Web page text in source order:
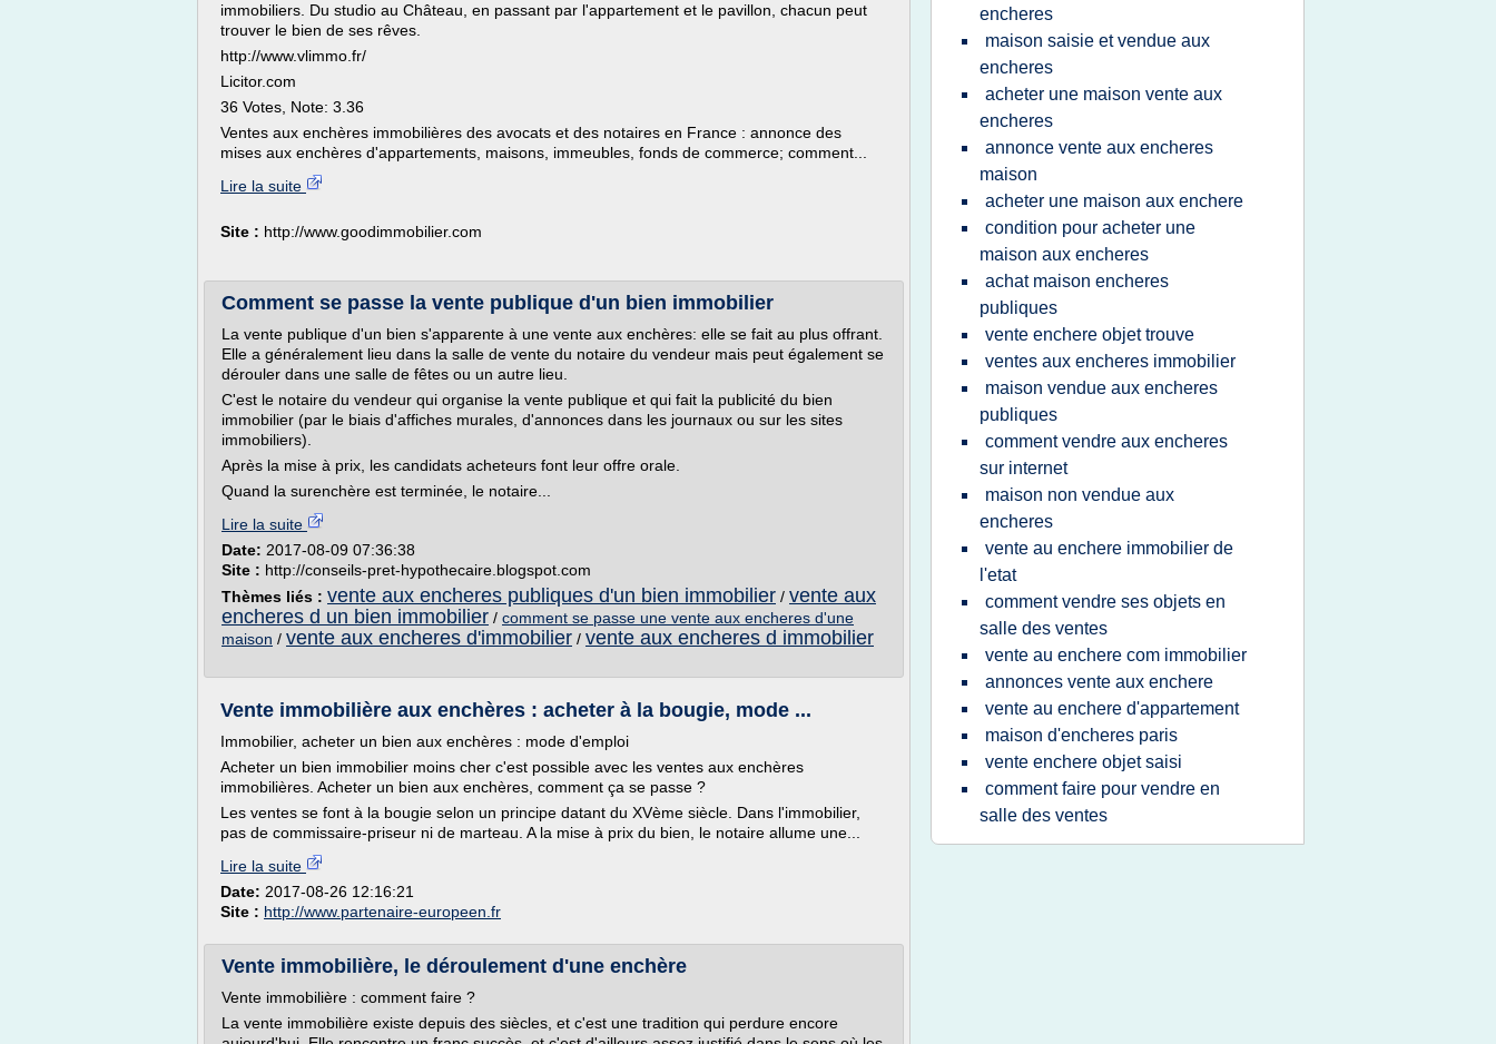
immobiliers. Du studio au Château, en passant par l'appartement et le pavillon, chacun peut
trouver le bien de ses rêves.
http://www.vlimmo.fr/
Licitor.com
36 Votes, Note: 3.36
Ventes aux enchères immobilières des avocats et des notaires en France : annonce des
mises aux enchères d'appartements, maisons, immeubles, fonds de commerce; comment...
Lire la suite
Site : http://www.goodimmobilier.com
Comment se passe la vente publique d'un bien immobilier
La vente publique d'un bien s'apparente à une vente aux enchères: elle se fait au plus offrant.
Elle a généralement lieu dans la salle de vente du notaire du vendeur mais peut également se
dérouler dans une salle de fêtes ou un autre lieu.
C'est le notaire du vendeur qui organise la vente publique et qui fait la publicité du bien
immobilier (par le biais d'affiches murales, d'annonces dans les journaux ou sur les sites
immobiliers).
Après la mise à prix, les candidats acheteurs font leur offre orale.
Quand la surenchère est terminée, le notaire...
Lire la suite
Date: 2017-08-09 07:36:38
Site : http://conseils-pret-hypothecaire.blogspot.com
Thèmes liés : vente aux encheres publiques d'un bien immobilier / vente aux
encheres d un bien immobilier / comment se passe une vente aux encheres d'une
maison / vente aux encheres d'immobilier / vente aux encheres d immobilier
Vente immobilière aux enchères : acheter à la bougie, mode ...
Immobilier, acheter un bien aux enchères : mode d'emploi
Acheter un bien immobilier moins cher c'est possible avec les ventes aux enchères
immobilières. Acheter un bien aux enchères, comment ça se passe ?
Les ventes se font à la bougie selon un principe datant du XVème siècle. Dans l'immobilier,
pas de commissaire-priseur ni de marteau. A la mise à prix du bien, le notaire allume une...
Lire la suite
Date: 2017-08-26 12:16:21
Site : http://www.partenaire-europeen.fr
Vente immobilière, le déroulement d'une enchère
Vente immobilière : comment faire ?
La vente immobilière existe depuis des siècles, et c'est une tradition qui perdure encore
encheres
maison saisie et vendue aux
encheres
acheter une maison vente aux
encheres
annonce vente aux encheres
maison
acheter une maison aux enchere
condition pour acheter une
maison aux encheres
achat maison encheres
publiques
vente enchere objet trouve
ventes aux encheres immobilier
maison vendue aux encheres
publiques
comment vendre aux encheres
sur internet
maison non vendue aux
encheres
vente au enchere immobilier de
l'etat
comment vendre ses objets en
salle des ventes
vente au enchere com immobilier
annonces vente aux enchere
vente au enchere d'appartement
maison d'encheres paris
vente enchere objet saisi
comment faire pour vendre en
salle des ventes